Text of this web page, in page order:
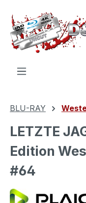
Zum Hauptinhalt
BLU-RAY
LETZTE
Edition
#64